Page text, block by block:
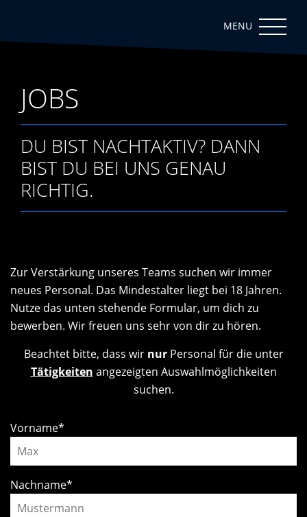
JOBS
DU BIST NACHTAKTIV? DANN
BIST DU BEI UNS GENAU
RICHTIG.
Zur Verstärkung unseres Teams suchen wir immer
neues Personal. Das Mindestalter liegt bei 18 Jahren.
Nutze das unten stehende Formular, um dich zu
bewerben. Wir freuen uns sehr von dir zu hören.
Beachtet bitte, dass wir nur Personal für die unter
Tätigkeiten angezeigten Auswahlmöglichkeiten
suchen.
Vorname*
Nachname*